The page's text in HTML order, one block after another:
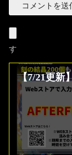
す
【7/21